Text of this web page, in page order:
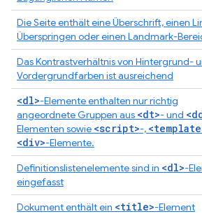
Die Seite enthält eine Überschrift, einen
Überspringen oder einen Landmark-
Das Kontrastverhältnis von Hintergrund-
Vordergrundfarben ist ausreichend
<dl>-Elemente enthalten nur richtig
angeordnete Gruppen aus <dt>- und
Elementen sowie <script>-,
<div>-Elemente.
Definitionslistenelemente sind in <dl>-
eingefasst
Dokument enthält ein <title>-Element